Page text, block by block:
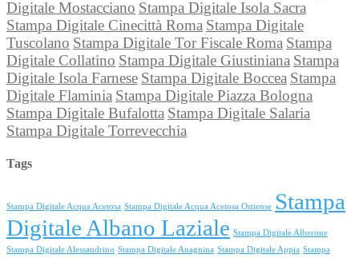
Digitale Mostacciano Stampa Digitale Isola Sacra
Stampa Digitale Cinecittà Roma Stampa Digitale
Tuscolano Stampa Digitale Tor Fiscale Roma Stampa
Digitale Collatino Stampa Digitale Giustiniana Stampa
Digitale Isola Farnese Stampa Digitale Boccea Stampa
Digitale Flaminia Stampa Digitale Piazza Bologna
Stampa Digitale Bufalotta Stampa Digitale Salaria
Stampa Digitale Torrevecchia
Tags
Stampa Digitale Acqua Acetosa Stampa Digitale Acqua Acetosa Ostiense Stampa
Digitale Albano Laziale Stampa Digitale Alberone
Stampa Digitale Alessandrino Stampa Digitale Anagnina Stampa Digitale Appia Stampa